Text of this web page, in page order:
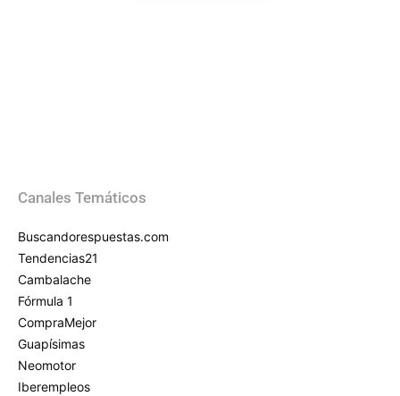
Canales Temáticos
Buscandorespuestas.com
Tendencias21
Cambalache
Fórmula 1
CompraMejor
Guapísimas
Neomotor
Iberempleos